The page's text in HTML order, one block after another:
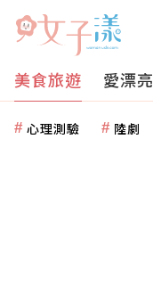
美食旅遊 愛漂亮
心理測驗 陸劇